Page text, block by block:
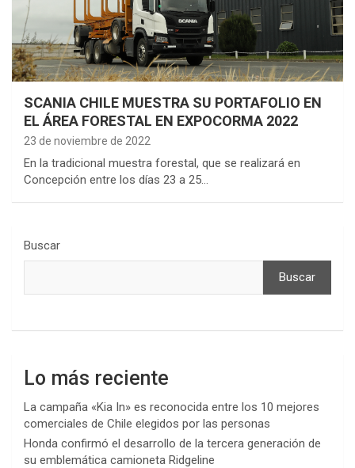
SCANIA CHILE MUESTRA SU PORTAFOLIO EN
EL ÁREA FORESTAL EN EXPOCORMA 2022
23 de noviembre de 2022
En la tradicional muestra forestal, que se realizará en
Concepción entre los días 23 a 25…
Buscar
Buscar
Lo más reciente
La campaña «Kia In» es reconocida entre los 10 mejores
comerciales de Chile elegidos por las personas
Honda confirmó el desarrollo de la tercera generación de
su emblemática camioneta Ridgeline